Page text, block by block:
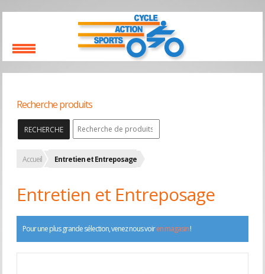
Recherche produits
RECHERCHE
Accueil Entretien et Entreposage
Entretien et Entreposage
Pour une plus grande sélection, venez nous voiren magasin!